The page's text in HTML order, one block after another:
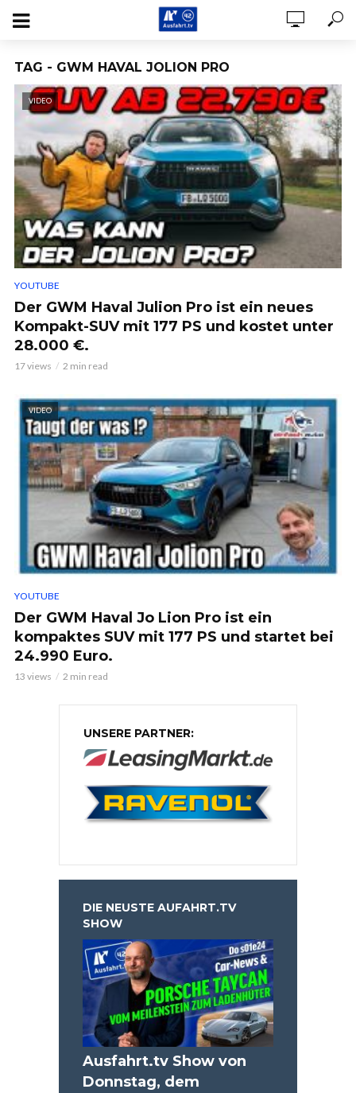
TAG - GWM HAVAL JOLION PRO
VIDEO
YOUTUBE
Der GWM Haval Julion Pro ist ein neues
Kompakt-SUV mit 177 PS und kostet unter
28.000 €.
17 views 2 min read
VIDEO
YOUTUBE
Der GWM Haval Jo Lion Pro ist ein
kompaktes SUV mit 177 PS und startet bei
24.990 Euro.
13 views 2 min read
UNSERE PARTNER:
DIE NEUSTE AUFAHRT.TV
SHOW
Ausfahrt.tv Show von
Donnstag, dem